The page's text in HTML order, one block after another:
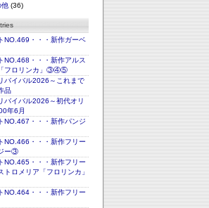
他 (36)
NO.469・・・新作ガーベ
NO.468・・・新作アルス
「フロリンカ」③④⑤
バイバル2026～これまで
品
バイバル2026～初代オリ
年6月
NO.467・・・新作パンジ
NO.466・・・新作フリー
ー③
NO.465・・・新作フリー
ロメリア「フロリンカ」
NO.464・・・新作フリー